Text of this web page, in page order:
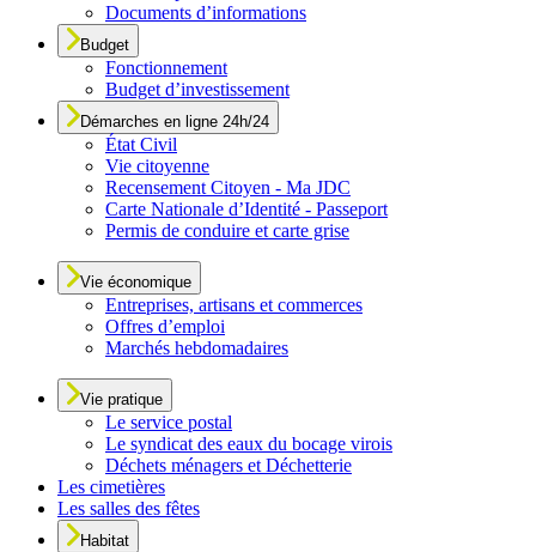
Documents d’informations
Budget
Fonctionnement
Budget d’investissement
Démarches en ligne 24h/24
État Civil
Vie citoyenne
Recensement Citoyen - Ma JDC
Carte Nationale d’Identité - Passeport
Permis de conduire et carte grise
Vie économique
Entreprises, artisans et commerces
Offres d’emploi
Marchés hebdomadaires
Vie pratique
Le service postal
Le syndicat des eaux du bocage virois
Déchets ménagers et Déchetterie
Les cimetières
Les salles des fêtes
Habitat